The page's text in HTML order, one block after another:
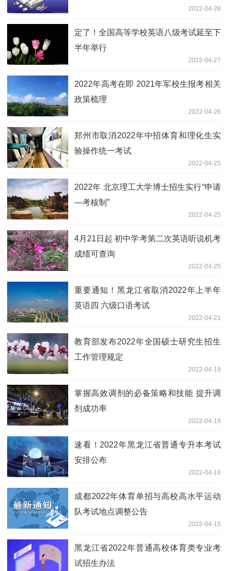
2022-04-28
定了！全国高等学校英语八级考试延至下
半年举行
2022-04-27
2022年高考在即 2021年军校生报考相关
政策梳理
2022-04-26
郑州市取消2022年中招体育和理化生实
验操作统一考试
2022-04-25
2022年 北京理工大学博士招生实行“申请
—考核制”
2022-04-25
4月21日起 初中学考第二次英语听说机考
成绩可查询
2022-04-25
重要通知！黑龙江省取消2022年上半年
英语四 六级口语考试
2022-04-21
教育部发布2022年全国硕士研究生招生
工作管理规定
2022-04-19
掌握高效调剂的必备策略和技能 提升调
剂成功率
2022-04-19
速看！2022年黑龙江省普通专升本考试
安排公布
2022-04-18
成都2022年体育单招与高校高水平运动
队考试地点调整公告
2022-04-15
黑龙江省2022年普通高校体育类专业考
试招生办法